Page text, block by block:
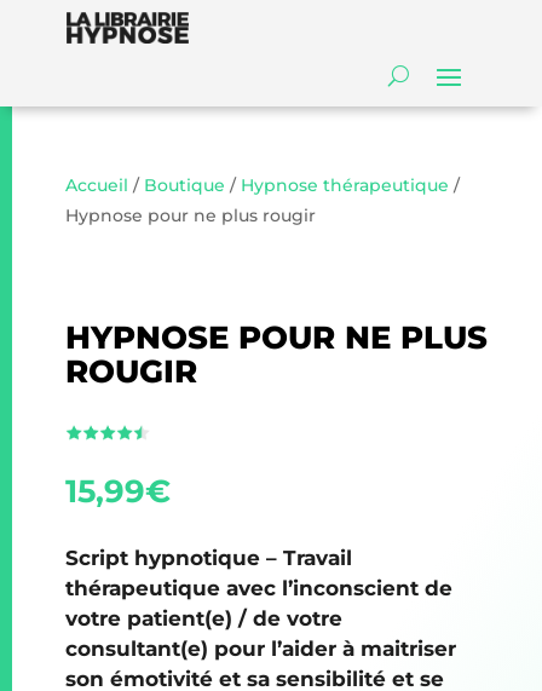
Accueil / Boutique / Hypnose thérapeutique /
Hypnose pour ne plus rougir
HYPNOSE POUR NE PLUS
ROUGIR
15,99€
Script hypnotique – Travail
thérapeutique avec l’inconscient de
votre patient(e) / de votre
consultant(e) pour l’aider à maitriser
son émotivité et sa sensibilité et se